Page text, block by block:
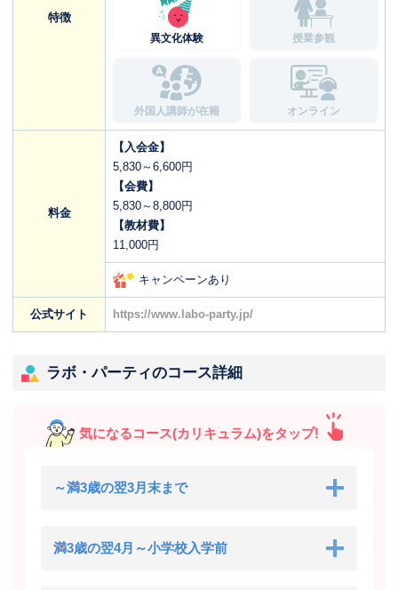
特徴
異文化体験 授業参観
外国人講師が在籍 オンライン
料金
【入会金】
5,830～6,600円
【会費】
5,830～8,800円
【教材費】
11,000円
キャンペーンあり
公式サイト https://www.labo-party.jp/
ラボ・パーティのコース詳細
気になるコース(カリキュラム)をタップ!
～満3歳の翌3月末まで
満3歳の翌4月～小学校入学前